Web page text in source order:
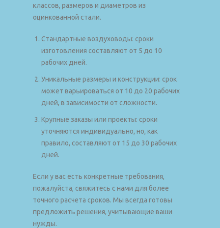
классов, размеров и диаметров из
оцинкованной стали.
Стандартные воздуховоды: сроки
изготовления составляют от 5 до 10
рабочих дней.
Уникальные размеры и конструкции: срок
может варьироваться от 10 до 20 рабочих
дней, в зависимости от сложности.
Крупные заказы или проекты: сроки
уточняются индивидуально, но, как
правило, составляют от 15 до 30 рабочих
дней.
Если у вас есть конкретные требования,
пожалуйста, свяжитесь с нами для более
точного расчета сроков. Мы всегда готовы
предложить решения, учитывающие ваши
нужды.